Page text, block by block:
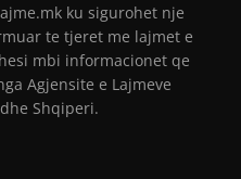
ku sigurohet nje
te tjeret me lajmet e
mbi informacionet qe
Agjensite e Lajmeve
Shqiperi.